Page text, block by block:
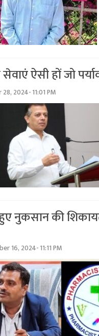
सेवाएं ऐसी हों जो
2024- 11:01 PM
नुकसान की
16, 2024- 11:11 PM